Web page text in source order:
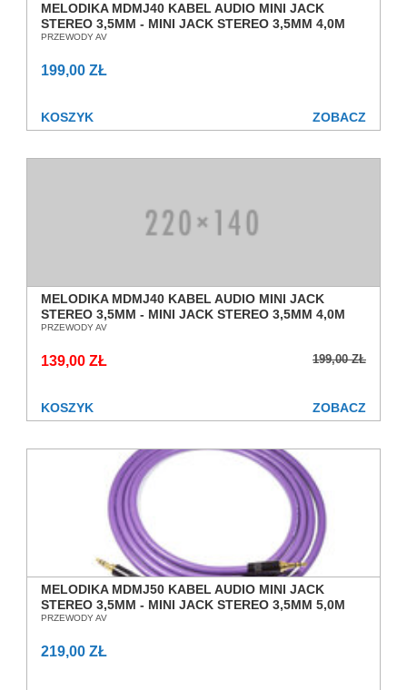
MELODIKA MDMJ40 KABEL AUDIO MINI JACK
STEREO 3,5MM - MINI JACK STEREO 3,5MM 4,0M
SALON POZNAŃ WROCŁAW
PRZEWODY AV
199,00 ZŁ
KOSZYK ZOBACZ
MELODIKA MDMJ40 KABEL AUDIO MINI JACK
STEREO 3,5MM - MINI JACK STEREO 3,5MM 4,0M
SALON POZNAŃ WROCŁAW OUTLET
PRZEWODY AV
199,00 ZŁ
139,00 ZŁ
KOSZYK ZOBACZ
MELODIKA MDMJ50 KABEL AUDIO MINI JACK
STEREO 3,5MM - MINI JACK STEREO 3,5MM 5,0M
SALON POZNAŃ WROCŁAW
PRZEWODY AV
219,00 ZŁ